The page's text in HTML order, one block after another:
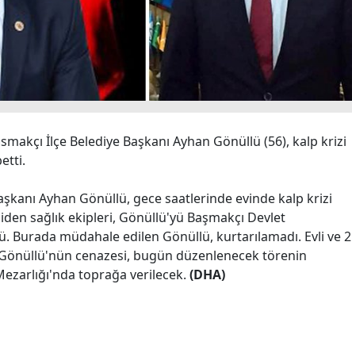
İlçe Belediye Başkanı Ayhan Gönüllü (56), kalp krizi
Ayhan Gönüllü, gece saatlerinde evinde kalp krizi
sağlık ekipleri, Gönüllü'yü Başmakçı Devlet
Burada müdahale edilen Gönüllü, kurtarılamadı. Evli ve 2
cenazesi, bugün düzenlenecek törenin
toprağa verilecek.(DHA)